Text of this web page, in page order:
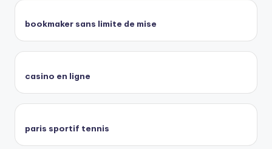
bookmaker sans limite de mise
casino en ligne
paris sportif tennis